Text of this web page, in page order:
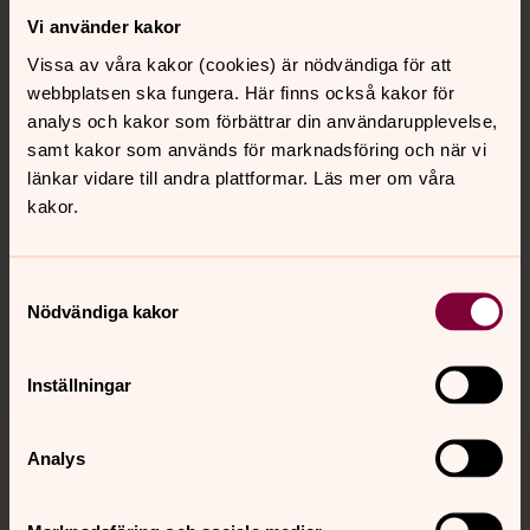
Vi använder kakor
Vissa av våra kakor (cookies) är nödvändiga för att
webbplatsen ska fungera. Här finns också kakor för
analys och kakor som förbättrar din användarupplevelse,
samt kakor som används för marknadsföring och när vi
länkar vidare till andra plattformar. Läs mer om våra
kakor.
Nödvändiga kakor
Inställningar
Analys
Kontakt
Kalender
Hitta snabbt
Sociala kanaler